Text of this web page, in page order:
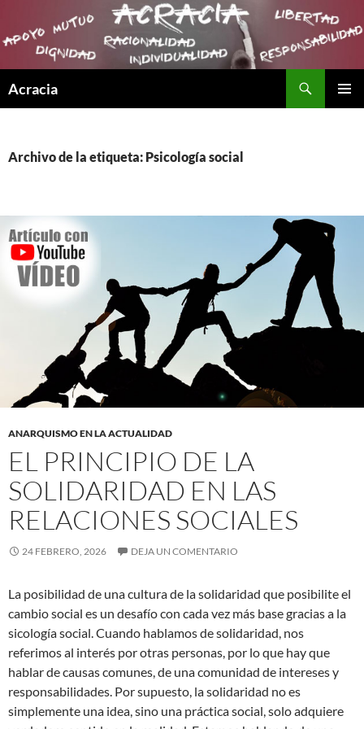
Acracia
Archivo de la etiqueta: Psicología social
ANARQUISMO EN LA ACTUALIDAD
EL PRINCIPIO DE LA
SOLIDARIDAD EN LAS
RELACIONES SOCIALES
24 FEBRERO, 2026 DEJA UN COMENTARIO
La posibilidad de una cultura de la solidaridad que posibilite el
cambio social es un desafío con cada vez más base gracias a la
sicología social. Cuando hablamos de solidaridad, nos
referimos al interés por otras personas, por lo que hay que
hablar de causas comunes, de una comunidad de intereses y
responsabilidades. Por supuesto, la solidaridad no es
simplemente una idea, sino una práctica social, solo adquiere